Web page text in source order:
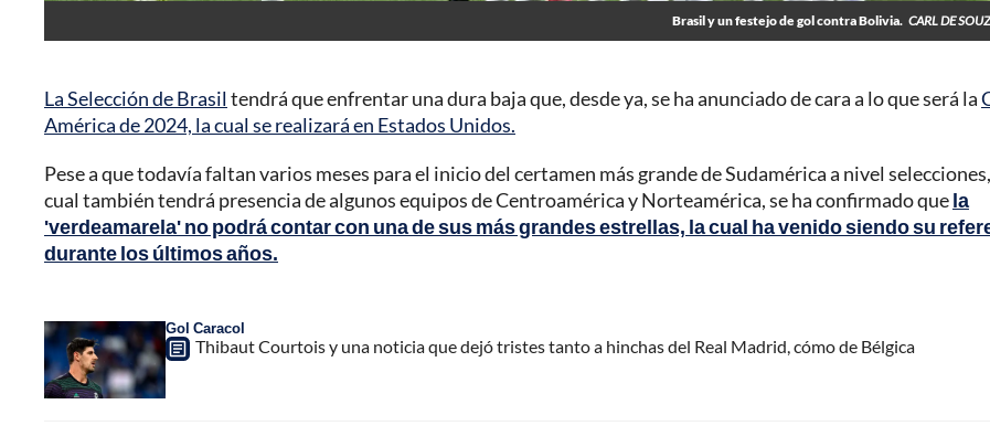
Brasil y un festejo de gol contra Bolivia. CARL DE
La Selección de Brasiltendrá que enfrentar una dura baja que, desde ya, se ha anunciado de cara a lo que será la
América de 2024, la cual se realizará en Estados Unidos.
Pese a que todavía faltan varios meses para el inicio del certamen más grande de Sudamérica a nivel
cual también tendrá presencia de algunos equipos de Centroamérica y Norteamérica, se ha confirmado quela
'verdeamarela' no podrá contar con una de sus más grandes estrellas, la cual ha venido siendo su
durante los últimos años.
Gol Caracol
Thibaut Courtois y una noticia que dejó tristes tanto a hinchas del Real Madrid, cómo de Bélgica